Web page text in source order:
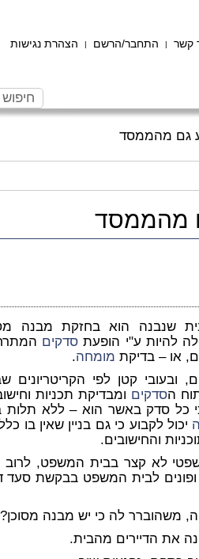
קשר | התחבר/הרשם | הצהרת נגישות
גם מהממסד
מהממסד
שנבנה הוא בחזקת מבנה
להיות ע"י הופעתסדקים
או – בדיקת מומחה.
ובעובי קטן לפי הקריטריונים
הסדקים ומבדיקת תכניות
כל סדק באשר הוא – ללא תלות
יכול לקבוע כי גם בניין שאין בו
והחישובים.
לא קצר בבית המשפט, לרוב
ופונים לבית המשפט בבקשת סעד
משהוברר לה כי יש מבנה מסוכן?
את הדיירים מהבית.